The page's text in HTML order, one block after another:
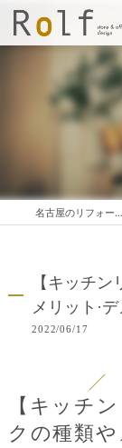
名古屋のリフォームは株式会社ロルフ
【キッチ
メリット·
2022/06/17
【キッチ
クの種類